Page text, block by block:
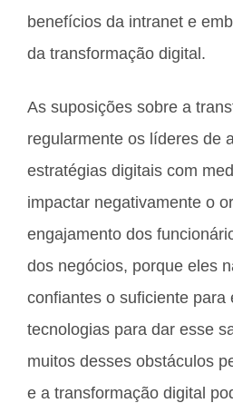
benefícios da intranet e
da transformação digital.
As suposições sobre a
regularmente os líderes de
estratégias digitais com
impactar negativamente o
engajamento dos
dos negócios, porque eles
confiantes o suficiente para
tecnologias para dar esse
muitos desses obstáculos
e a transformação digital